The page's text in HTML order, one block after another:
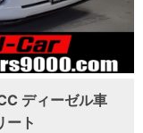
ディーゼル車
ート